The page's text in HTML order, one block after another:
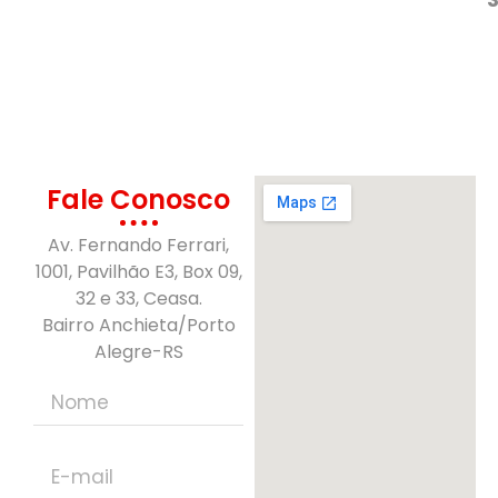
Fale Conosco
Av. Fernando Ferrari,
1001, Pavilhão E3, Box 09,
32 e 33, Ceasa.
Bairro Anchieta/Porto
Alegre-RS